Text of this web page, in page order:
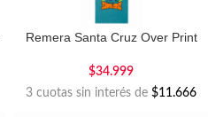
Remera Santa Cruz Over Print
$34.999
3 cuotas sin interés de $11.666